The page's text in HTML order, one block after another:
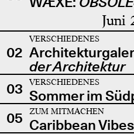
Juni
02
VERSCHIEDENES
der Architektur
03
VERSCHIEDENES
Sommer im
05
ZUM MITMACHEN
Caribbean Vibes